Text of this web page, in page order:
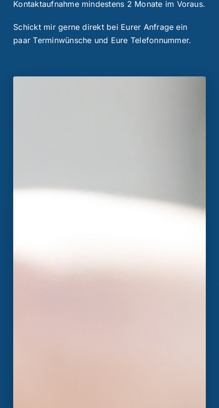
Kontaktaufnahme mindestens 2 Monate im Voraus.
Schickt mir gernedirektbei Eurer Anfrage ein
paar Terminwünsche und Eure Telefonnummer.